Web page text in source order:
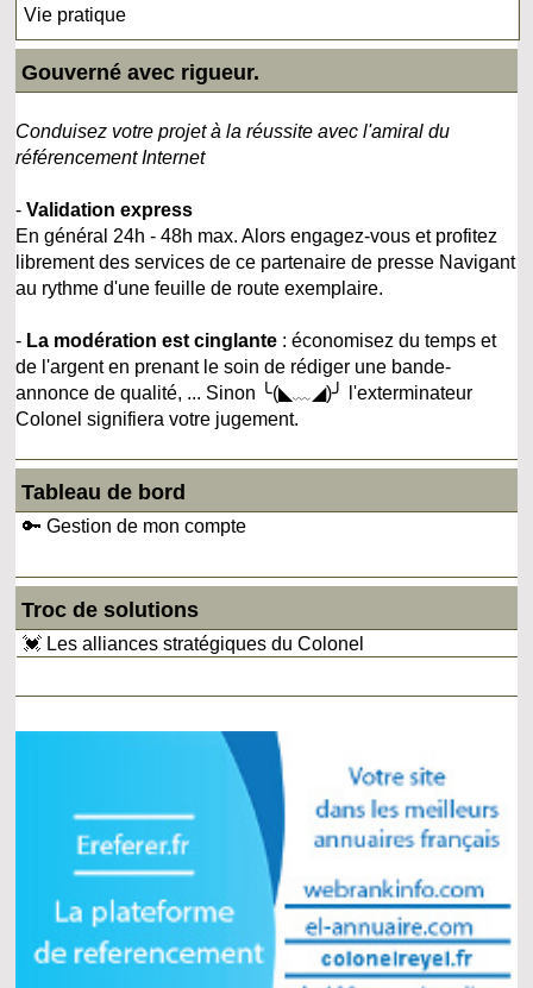
Vie pratique
Gouverné avec rigueur.
Conduisez votre projet à la réussite avec l'amiral du
référencement Internet
-Validation express
En général 24h - 48h max. Alors engagez-vous et profitez
librement des services de ce partenaire de presse Navigant
au rythme d'une feuille de route exemplaire.
- La modération est cinglante : économisez du temps et
de l'argent en prenant le soin de rédiger une bande-
annonce de qualité, ... Sinon ╰(◣﹏◢)╯ l'exterminateur
Colonel signifiera votre jugement.
Tableau de bord
🔑 Gestion de mon compte
Troc de solutions
💓 Les alliances stratégiques du Colonel